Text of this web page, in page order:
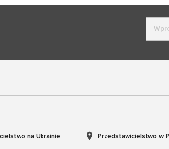
na Ukrainie
Przedstawicielstwo w